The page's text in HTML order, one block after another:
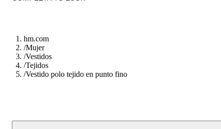
hm.com
/Mujer
/Vestidos
/Tejidos
/Vestido polo tejido en punto fino